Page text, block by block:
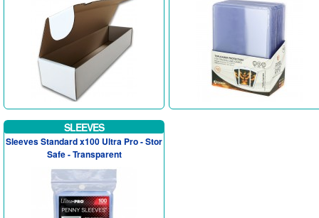
SLEEVES
Sleeves Standard x100 Ultra Pro - Stor
Safe - Transparent